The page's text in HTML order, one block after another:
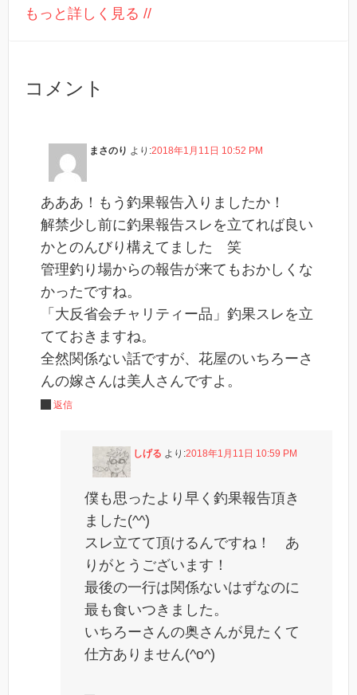
もっと詳しく見る //
コメント
まさのり より:2018年1月11日 10:52 PM
あああ！もう釣果報告入りましたか！
解禁少し前に釣果報告スレを立てれば良い
かとのんびり構えてました 笑
管理釣り場からの報告が来てもおかしくな
かったですね。
「大反省会チャリティー品」釣果スレを立
てておきますね。
全然関係ない話ですが、花屋のいちろーさ
んの嫁さんは美人さんですよ。
返信
しげる より:2018年1月11日 10:59 PM
僕も思ったより早く釣果報告頂き
ました(^^)
スレ立てて頂けるんですね！ あ
りがとうございます！
最後の一行は関係ないはずなのに
最も食いつきました。
いちろーさんの奥さんが見たくて
仕方ありません(^o^)